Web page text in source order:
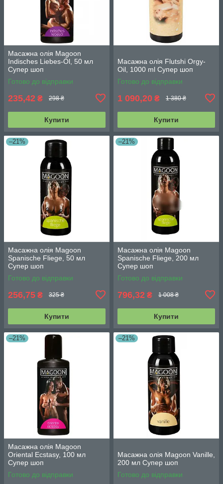
Масажна олія Magoon
Indisches Liebes-Öl, 50 мл
Супер шоп
Готово до відправки
235,42 ₴ 298 ₴
Купити
Масажна олія Flutshi Orgy-
Oil, 1000 ml Супер шоп
Готово до відправки
1 090,20 ₴ 1 380 ₴
Купити
–21%
Масажна олія Magoon
Spanische Fliege, 50 мл
Супер шоп
Готово до відправки
256,75 ₴ 325 ₴
Купити
–21%
Масажна олія Magoon
Spanische Fliege, 200 мл
Супер шоп
Готово до відправки
796,32 ₴ 1 008 ₴
Купити
–21%
Масажна олія Magoon
Oriental Ecstasy, 100 мл
Супер шоп
Готово до відправки
–21%
Масажна олія Magoon Vanille,
200 мл Супер шоп
Готово до відправки